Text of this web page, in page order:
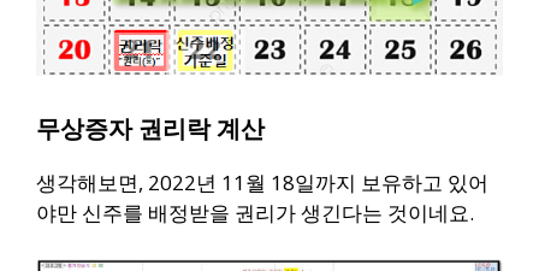
무상증자 권리락 계산
생각해보면, 2022년 11월 18일까지 보유하고 있어
야만 신주를 배정받을 권리가 생긴다는 것이네요.